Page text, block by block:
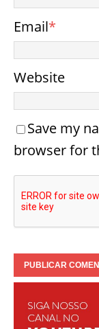
Email*
Website
Save my
browser for